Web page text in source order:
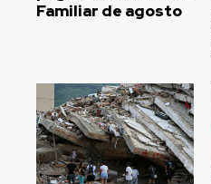
Familiar de agosto